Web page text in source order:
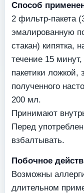
Способ
2 фильтр-пакета
эмалированную
стакан) кипятка,
течение 15
пакетики
полученного
200 мл.
Принимают
Перед
взбалтывать.
Побочное
Возможны
длительном